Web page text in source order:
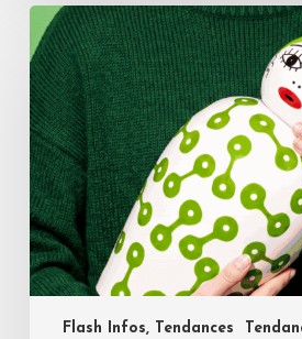
Flash Infos, Tendances